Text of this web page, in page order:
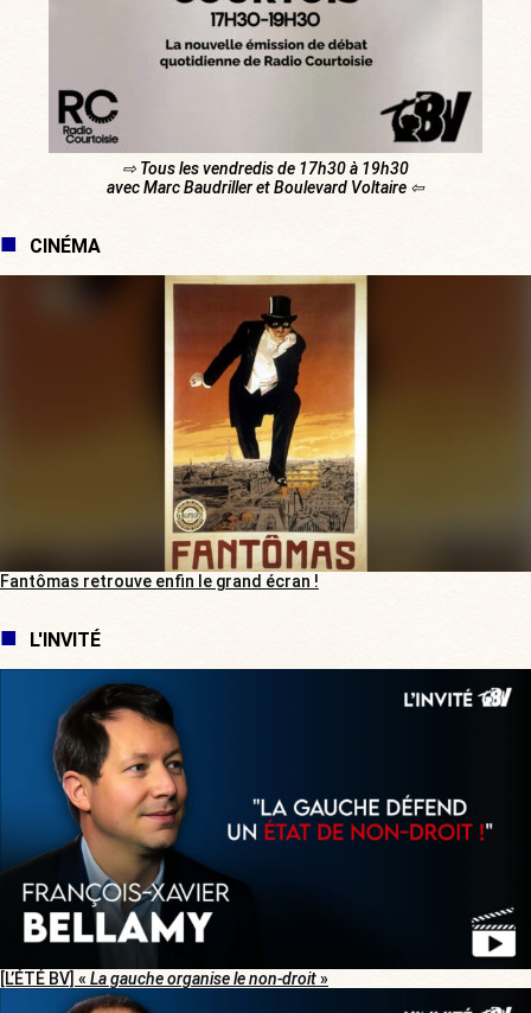
⇨ Tous les vendredis de 17h30 à 19h30
avec Marc Baudriller et Boulevard Voltaire ⇦
CINÉMA
Fantômas retrouve enfin le grand écran !
L'INVITÉ
[L’ÉTÉ BV] « La gauche organise le non-droit»